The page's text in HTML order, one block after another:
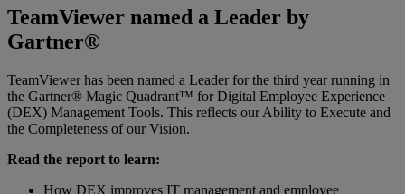
TeamViewer named a Leader by
Gartner®
TeamViewer has been named a Leader for the third year running in
the Gartner® Magic Quadrant™ for Digital Employee Experience
(DEX) Management Tools. This reflects our Ability to Execute and
the Completeness of our Vision.
Read the report to learn:
How DEX improves IT management and employee